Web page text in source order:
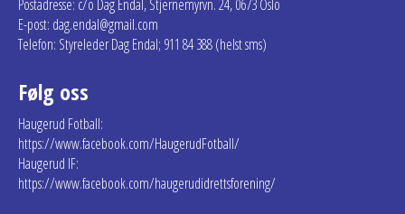
Postadresse: c/o Dag Endal, Stjernemyrvn. 24, 0673 Oslo
E-post: dag.endal@gmail.com
Telefon: Styreleder Dag Endal; 911 84 388 (helst sms)
Følg oss
Haugerud Fotball:
https://www.facebook.com/HaugerudFotball/
Haugerud IF:
https://www.facebook.com/haugerudidrettsforening/